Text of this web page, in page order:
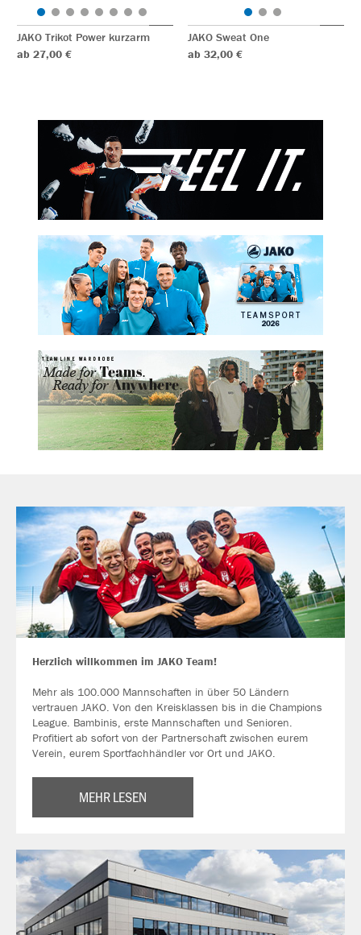
JAKO Trikot Power kurzarm
ab 27,00 €
JAKO Sweat One
ab 32,00 €
Herzlich willkommen im JAKO Team!
Mehr als 100.000 Mannschaften in über 50 Ländern
vertrauen JAKO. Von den Kreisklassen bis in die Champions
League. Bambinis, erste Mannschaften und Senioren.
Profitiert ab sofort von der Partnerschaft zwischen eurem
Verein, eurem Sportfachhändler vor Ort und JAKO.
MEHR LESEN